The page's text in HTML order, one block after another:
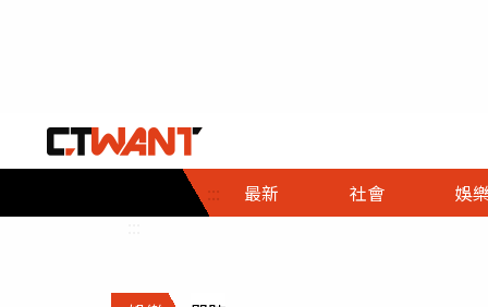
::: 最新 社會
社會首頁
時事
調查
娛樂
娛樂首頁
即時
財經首頁
熱線
政